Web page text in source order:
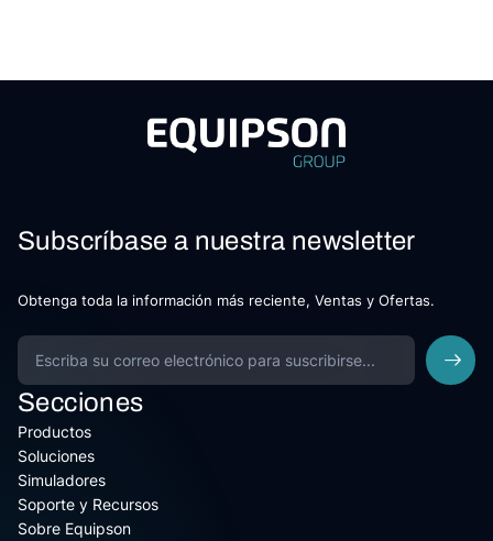
Subscríbase a nuestra newsletter
Obtenga toda la información más reciente, Ventas y Ofertas.
Secciones
Productos
Soluciones
Simuladores
Soporte y Recursos
Sobre Equipson